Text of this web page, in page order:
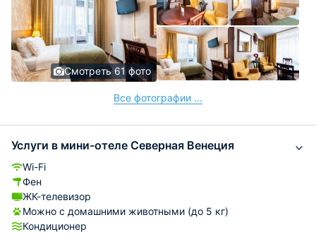
Смотреть 61 фото
Все фотографии ...
Услуги в мини-отеле Северная Венеция
Wi-Fi
Фен
ЖК-телевизор
Можно с домашними животными (до 5 кг)
Кондиционер